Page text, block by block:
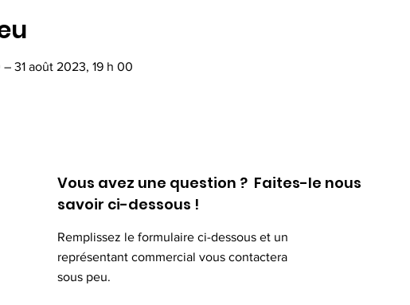
31 août 2023, 19 h 00
Vous avez une question ? Faites-le nous
savoir ci-dessous !
Remplissez le formulaire ci-dessous et un
représentant commercial vous contactera
sous peu.